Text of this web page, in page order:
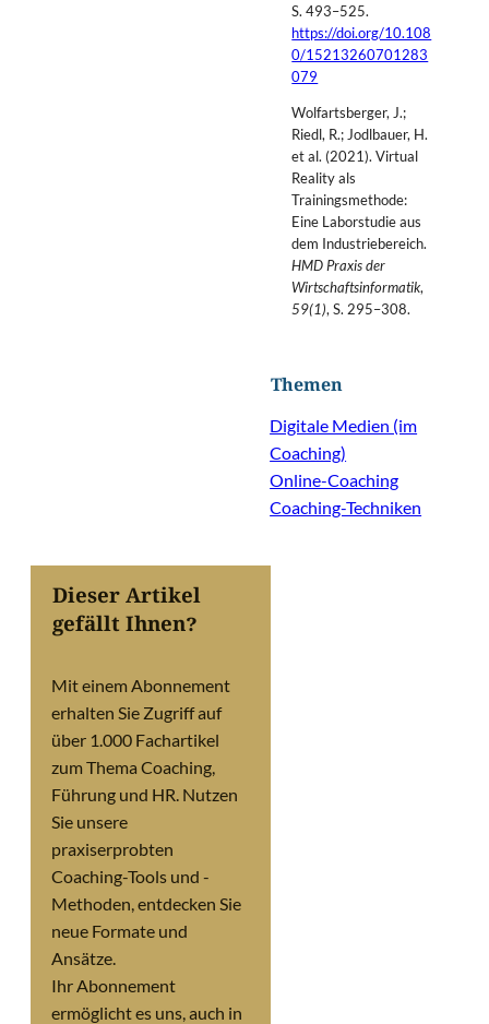
S. 493–525.
https://doi.org/10.108
0/15213260701283
079
Wolfartsberger, J.;
Riedl, R.; Jodlbauer, H.
et al. (2021). Virtual
Reality als
Trainingsmethode:
Eine Laborstudie aus
dem Industriebereich.
HMD Praxis der
Wirtschaftsinformatik,
59(1), S. 295–308.
Themen
Digitale Medien (im
Coaching)
Online-Coaching
Coaching-Techniken
Dieser Artikel
gefällt Ihnen?
Mit einem Abonnement
erhalten Sie Zugriff auf
über 1.000 Fachartikel
zum Thema Coaching,
Führung und HR. Nutzen
Sie unsere
praxiserprobten
Coaching-Tools und -
Methoden, entdecken Sie
neue Formate und
Ansätze.
Ihr Abonnement
ermöglicht es uns, auch in